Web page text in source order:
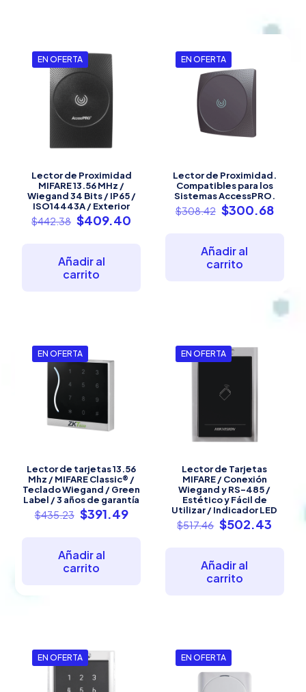
EN OFERTA
Lector de Proximidad
MIFARE 13.56 MHz /
Wiegand 34 Bits / IP65 /
ISO14443A / Exterior
$442.38 El
era:
$442.38.
$409.40
Añadir al
carrito
EN OFERTA
Lector de Proximidad.
Compatibles para los
Sistemas AccessPRO.
$308.42 El
era:
$308.42.
$300.68El
Añadir al
carrito
EN OFERTA
Lector de tarjetas 13.56
Mhz / MIFARE Classic® /
Teclado Wiegand / Green
Label / 3 años de garantía
$435.23 El
era:
$435.23.
$391.49El
Añadir al
carrito
EN OFERTA
Lector de Tarjetas
MIFARE / Conexión
Wiegand y RS-485 /
Estético y Fácil de
Utilizar / Indicador LED
$517.46 El
era:
$517.46.
$502.43
Añadir al
carrito
EN OFERTA EN OFERTA